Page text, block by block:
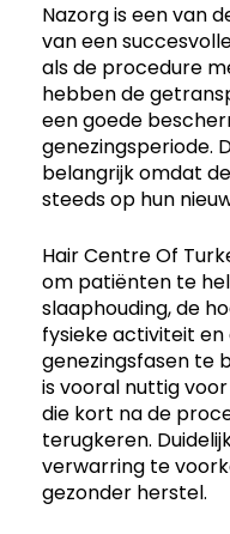
Nazorg is een van
van een
als de procedure
hebben de
een goede
genezingsperiode.
belangrijk omdat
steeds op hun
Hair Centre Of
om patiënten te
slaaphouding, de
fysieke activiteit
genezingsfasen te
is vooral nuttig
die kort na de
terugkeren.
verwarring te
gezonder herstel.